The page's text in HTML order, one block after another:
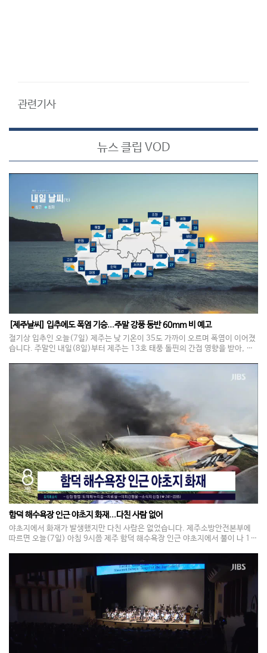
관련기사
뉴스 클립 VOD
[제주날씨] 입추에도 폭염 기승...주말 강풍 동반 60mm 비 예고
절기상 입추인 오늘(7일) 제주는 낮 기온이 35도 가까이 오르며 폭염이 이어졌
습니다. 주말인 내일(8일)부터 제주는 13호 태풍 돌핀의 간접 영향을 받아, 중
3도로 평년 보다 높겠습니다. 바람은 초속 25미터 이상으로 강하게 불겠습니
부분의 해상에 풍랑 특보가 내려진 가운데 강한 바람과 함께 물결도 5미터로 높
날씨 보면 서울 등 수도권은 낮 기온이 35도까지 올라 무덥겠고, 강원은 많은 비
가 올 것으로 예보됐습니다. 일본 오사카와 중국 베이징은 뇌우를 동반한 비날씨
를 보이겠습니다. 제주는 이번 주말부터 비가 조금 내리겠지만 화요일부터는 다
시 무더위가 이어지겠습니다. 날씨였습니다.
함덕 해수욕장 인근 야초지 화재...다친 사람 없어
야초지에서 화재가 발생했지만 다친 사람은 없었습니다. 제주소방안전본부에
따르면 오늘(7일) 아침 9시쯤 제주 함덕 해수욕장 인근 야초지에서 불이 나 10